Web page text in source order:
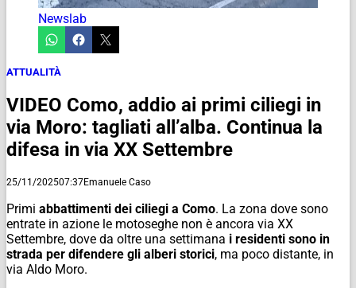
Newslab
ATTUALITÀ
VIDEO Como, addio ai primi ciliegi in
via Moro: tagliati all’alba. Continua la
difesa in via XX Settembre
25/11/202507:37Emanuele Caso
Primi abbattimenti dei ciliegi a Como. La zona dove sono
entrate in azione le motoseghe non è ancora via XX
Settembre, dove da oltre una settimana i residenti sono in
strada per difendere gli alberi storici, ma poco distante, in
via Aldo Moro.